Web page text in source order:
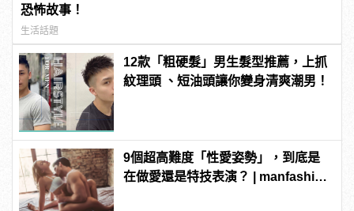
恐怖故事！
生活話題
12款「粗硬髮」男生髮型推薦，上抓
紋理頭 、短油頭讓你變身清爽潮男！
9個超高難度「性愛姿勢」，到底是
在做愛還是特技表演？ | manfashion